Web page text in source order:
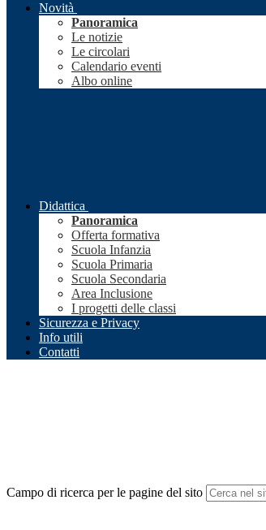
Novità
Panoramica
Le notizie
Le circolari
Calendario eventi
Albo online
Didattica
Panoramica
Offerta formativa
Scuola Infanzia
Scuola Primaria
Scuola Secondaria
Area Inclusione
I progetti delle classi
Sicurezza e Privacy
Info utili
Contatti
Campo di ricerca per le pagine del sito